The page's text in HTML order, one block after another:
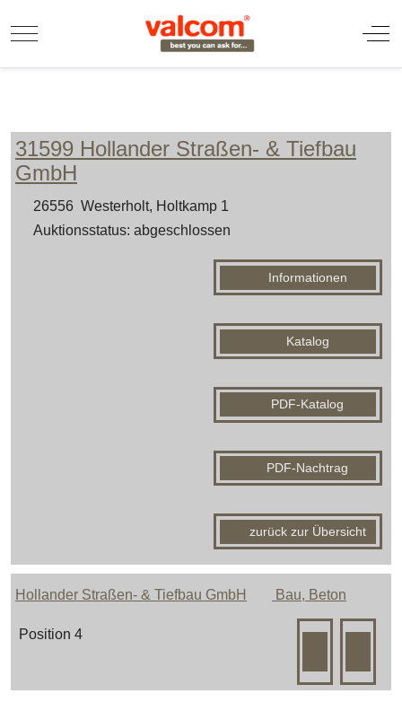
Mobile Menu Toggle Off-
31599 Hollander Straßen- & Tiefbau
GmbH
26556 Westerholt, Holtkamp 1
Auktionsstatus: abgeschlossen
Informationen
Katalog
PDF-Katalog
PDF-Nachtrag
zurück zur Übersicht
Hollander Straßen- & Tiefbau GmbH Bau, Beton
Position 4